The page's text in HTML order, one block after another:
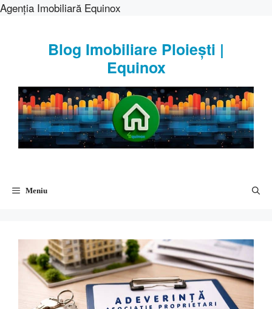
Agenția Imobiliară Equinox
Blog Imobiliare Ploiești |
Equinox
Meniu